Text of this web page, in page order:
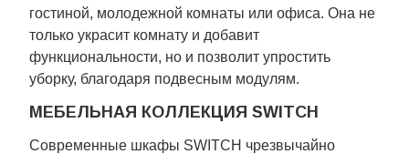
гостиной, молодежной комнаты или офиса. Она не
только украсит комнату и добавит
функциональности, но и позволит упростить
уборку, благодаря подвесным модулям.
МЕБЕЛЬНАЯ КОЛЛЕКЦИЯ SWITCH
Современные шкафы SWITCH чрезвычайно